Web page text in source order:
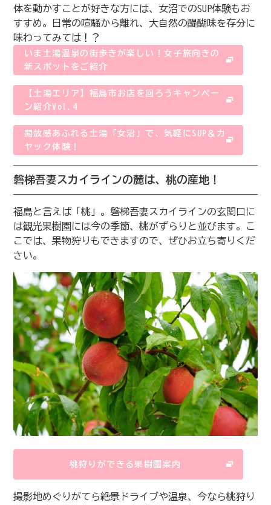
体を動かすことが好きな方には、女沼でのSUP体験もお
すすめ。日常の喧騒から離れ、大自然の醍醐味を存分に
味わってみては！？
いま土湯温泉の街歩きが楽しい！女子旅向きの
新スポットをご紹介
【土湯エリア】福島市お店を回ろうキャンペー
ン紹介Vol.4
開放感あふれる土湯「女沼」で、気軽にSUP＆カ
ヤック体験！
磐梯吾妻スカイラインの麓は、桃の産地！
福島と言えば「桃」。磐梯吾妻スカイラインの玄関口に
は観光果樹園には今の季節、桃がずらりと並びます。こ
こでは、果物狩りもできますので、ぜひお立ち寄りくだ
さい。
桃狩りができる果樹園案内
撮影地めぐりがてら絶景ドライブや温泉、今なら桃狩り